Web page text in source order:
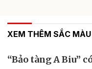
XEM THÊM SẮC
“Bảo tàng A Biu”